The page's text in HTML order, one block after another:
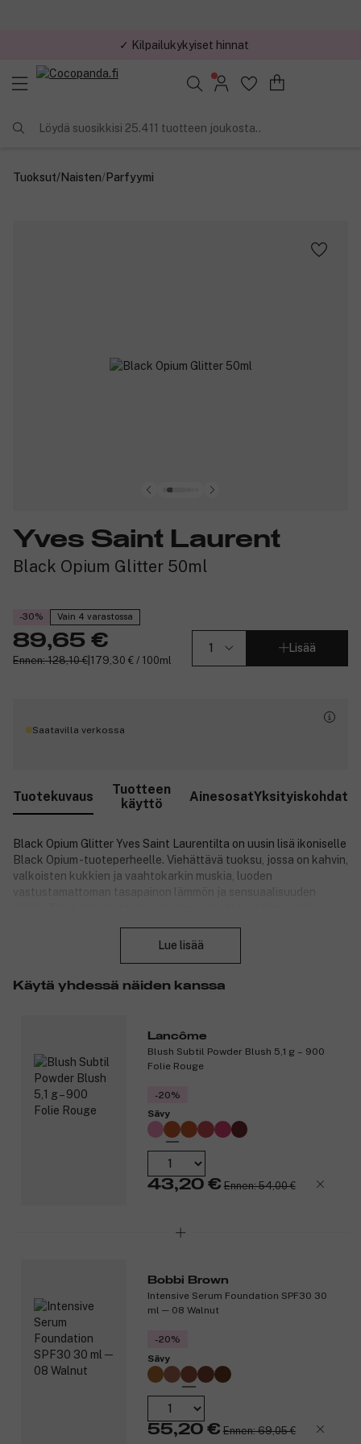
✓ Kilpailukykyiset hinnat
Löydä suosikkisi 25.411 tuotteen joukosta..
Tuoksut/Naisten/Parfyymi
Yves Saint Laurent
Black Opium Glitter 50ml
-30% Vain 4 varastossa
89,65 €
Ennen: 128,10 € 179,30 € / 100ml
Lisää
Saatavilla verkossa
Tuotekuvaus
Tuotteen
käyttö
AinesosatYksityiskohdat
Black Opium Glitter Yves Saint Laurentilta on uusin lisä ikoniselle
Black Opium -tuoteperheelle. Viehättävä tuoksu, jossa on kahvin,
valkoisten kukkien ja vaahtokarkin muskia, luoden
vastustamattoman tasapainon lämmön ja sensuaalisuuden
Pullo on kimaltava couture-hopeinen luomus – kunnianosoitus
glamuurille ja loputtomille öille. Sen teksturoitu kimallus ja
tuoksu modernille, rohkealle naiselle, joka rakastaa niin
glamouria kuin mystiikkaa.
Tuotenumero:
Lue lisää
Käytä yhdessä näiden kanssa
Lancôme
Blush Subtil Powder Blush 5,1 g – 900
Folie Rouge
-20%
Sävy
43,20 € Ennen: 54,00 €
Bobbi Brown
Intensive Serum Foundation SPF30 30
ml ─ 08 Walnut
-20%
Sävy
55,20 € Ennen: 69,05 €